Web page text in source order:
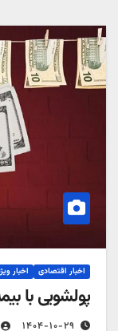
اخبار اقتصادی اخبار
پولشویی با
۱۴۰۴-۱۰-۲۹